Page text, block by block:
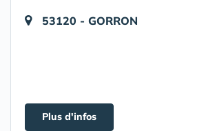
53120 - GORRON
Plus d'infos